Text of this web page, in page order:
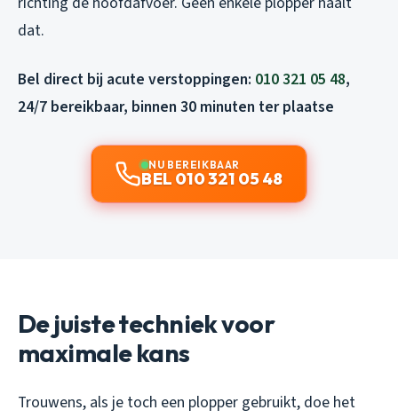
dat.
Bel direct bij acute verstoppingen: 010 321 05 48,
24/7 bereikbaar, binnen 30 minuten ter plaatse
NU BEREIKBAAR
BEL 010 321 05 48
De juiste techniek voor
maximale kans
Trouwens, als je toch een plopper gebruikt, doe het